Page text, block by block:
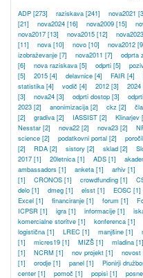
ADP [273] raziskava [241] nova2021
[21]
nova2024 [16] nova2009 [15]
nova2017 [13] nova2015 [12] nova2023
[11]
nova [10] novo [10] nova2012
izobraževanje [7] nova2011 [7] odprta
[6]
nova raziskava [5] odprti [5]
[5]
2015 [4] delavnice [4] FAIR [4]
statistika [4] vodič [4] 2012 [3] 2024
[3]
nova24 [3] odprti dostop [3]
2023 [2] anonimizacija [2] ckz [2]
[2]
gradiva [2] IASSIST [2] Klinarjev
Nesstar [2] nova22 [2] nova23 [2]
science [2] podatkovni portal [2]
[2]
RDA [2] sistory [2] sklad [2]
2017 [1] 20letnica [1] ADS [1]
ambassadors [1] anketa [1] arhiv [1]
[1]
CRONOS [1] crowdfunding [1]
delo [1] dmeg [1] elsst [1] EOSC [1]
Excel [1] financiranje [1] forum [1]
ICPSR [1] igra [1] informacije [1]
komercialne storitve [1] konferenca [1]
logistična [1] LREC [1] manjšine [1]
[1]
micres19 [1] MIZŠ [1] mladina [1]
[1]
NCRM [1] nov projekt [1] novost
[1]
orodje [1] panel [1] Pionirji
center [1] pomoč [1] popisi [1]